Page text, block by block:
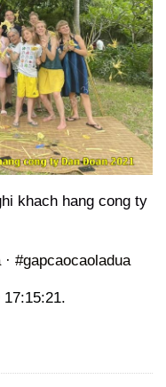
khach hang cong ty
#gapcaocaoladua